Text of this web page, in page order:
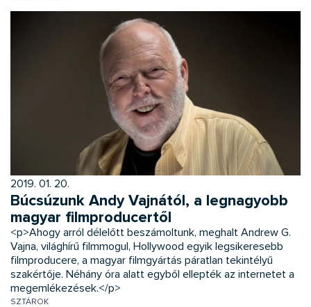
2019. 01. 20.
Búcsúzunk Andy Vajnától, a legnagyobb
magyar filmproducertől
<p>Ahogy arról délelőtt beszámoltunk, meghalt Andrew G.
Vajna, világhírű filmmogul, Hollywood egyik legsikeresebb
filmproducere, a magyar filmgyártás páratlan tekintélyű
szakértője. Néhány óra alatt egyből ellepték az internetet a
megemlékezések.</p>
SZTÁROK